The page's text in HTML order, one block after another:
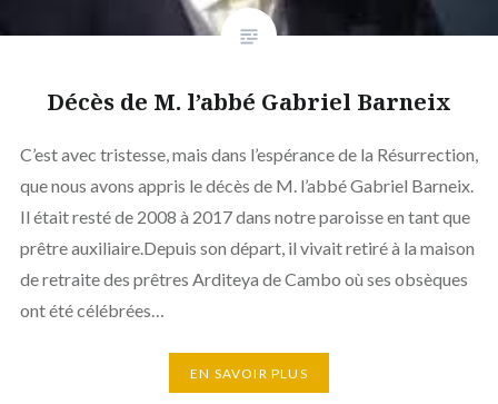
Décès de M. l’abbé Gabriel Barneix
C’est avec tristesse, mais dans l’espérance de la Résurrection,
que nous avons appris le décès de M. l’abbé Gabriel Barneix.
Il était resté de 2008 à 2017 dans notre paroisse en tant que
prêtre auxiliaire.Depuis son départ, il vivait retiré à la maison
de retraite des prêtres Arditeya de Cambo où ses obsèques
ont été célébrées…
EN SAVOIR PLUS